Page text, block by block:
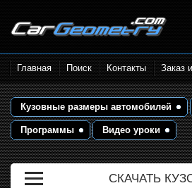
Размеры кузова автомобилей.
Контрольные точки и кузовные
размеры. Геометрия кузова
Главная Поиск Контакты Заказ
Кузовные размеры автомобилей
Программы Видео уроки
СКАЧАТЬ